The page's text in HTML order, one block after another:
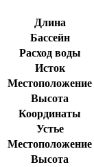
Длина
Бассейн
Расход воды
Исток
Местоположение
Высота
Координаты
Устье
Местоположение
Высота